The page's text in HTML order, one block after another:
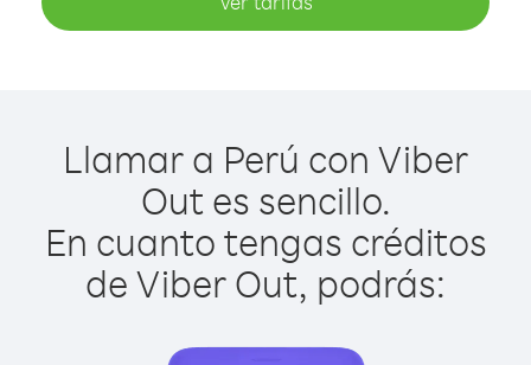
Llamar a Perú con Viber
Out es sencillo.
En cuanto tengas créditos
de Viber Out, podrás: